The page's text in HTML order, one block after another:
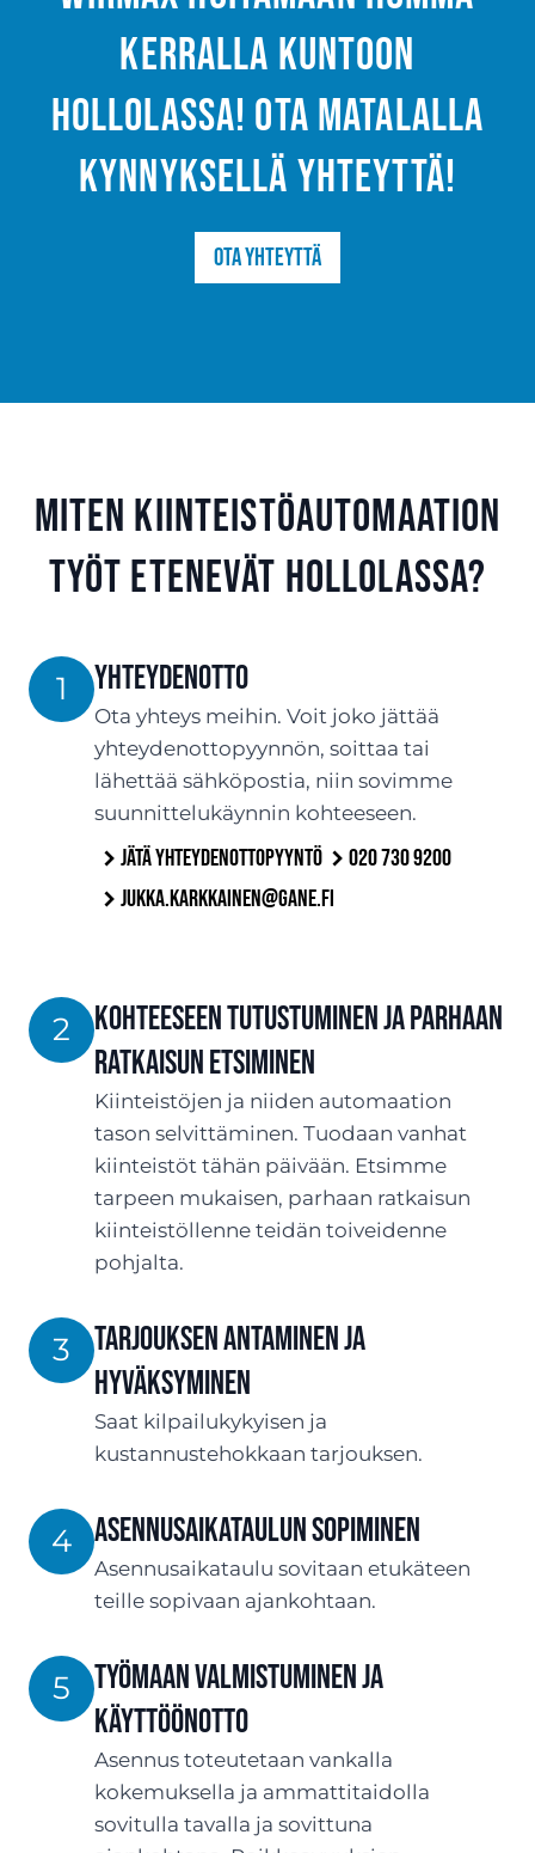
kerralla kuntoon
Hollolassa! Ota matalalla
kynnyksellä yhteyttä!
Ota yhteyttä
Miten kiinteistöautomaation
työt etenevät Hollolassa?
1 Yhteydenotto
Ota yhteys meihin. Voit joko jättää
yhteydenottopyynnön, soittaa tai
lähettää sähköpostia, niin sovimme
suunnittelukäynnin kohteeseen.
Jätä yhteydenottopyyntö
020 730 9200
jukka.karkkainen@gane.fi
2
Kohteeseen tutustuminen ja parhaan
ratkaisun etsiminen
Kiinteistöjen ja niiden automaation
tason selvittäminen. Tuodaan vanhat
kiinteistöt tähän päivään. Etsimme
tarpeen mukaisen, parhaan ratkaisun
kiinteistöllenne teidän toiveidenne
pohjalta.
3
TARJOUksen antaminen ja
hyväksyminen
Saat kilpailukykyisen ja
kustannustehokkaan tarjouksen.
4 ASENNUSaikataulun sopiminen
Asennusaikataulu sovitaan etukäteen
teille sopivaan ajankohtaan.
5
Työmaan valmistuminen ja
käyttöönotto
Asennus toteutetaan vankalla
kokemuksella ja ammattitaidolla
sovitulla tavalla ja sovittuna